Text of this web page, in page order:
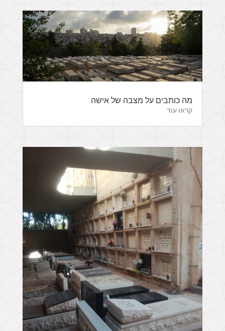
מה כותבים על מצבה של אישה
קראו עוד